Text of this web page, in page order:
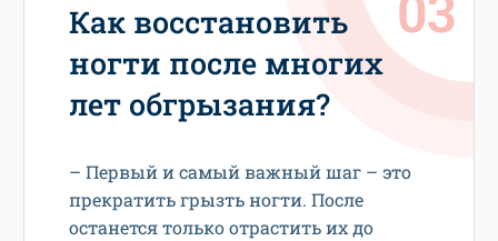
Как восстановить
ногти после многих
лет обгрызания?
– Первый и самый важный шаг – это
прекратить грызть ногти. После
останется только отрастить их до